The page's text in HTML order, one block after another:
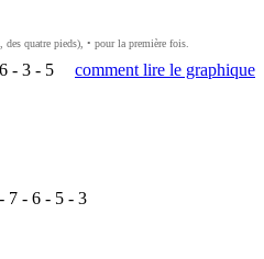
quatre pieds), • pour la première fois.
6 - 3 - 5 comment lire le graphique
- 7 - 6 - 5 - 3